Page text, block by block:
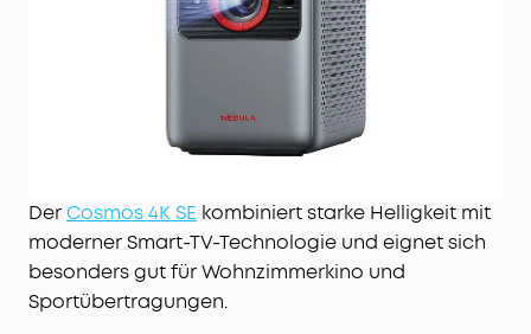
EA 4.0 intelligentes Setup: Der Cosmos 4K SE passt
sich automatisch deiner Umgebung an, mit
Echtzeit-Autofokus, Trapezkorrektur,
Hinderniserkennung, Bildschirmkalibrierung,
Wandfarben- & Umgebungslichtanpassung und
DerCosmos 4K SE kombiniert starke Helligkeit mit
moderner Smart-TV-Technologie und eignet sich
besonders gut für Wohnzimmerkino und
Sportübertragungen.